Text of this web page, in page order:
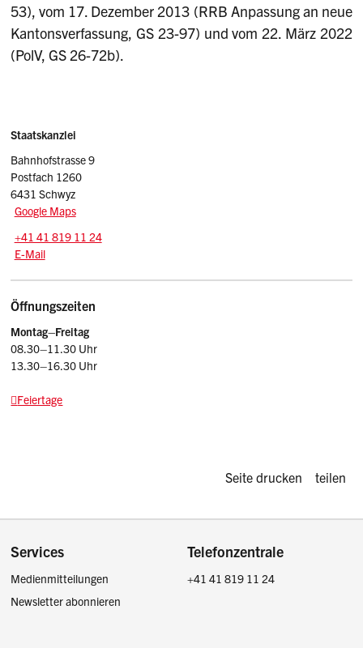
53), vom 17. Dezember 2013 (RRB Anpassung an neue
Kantonsverfassung, GS 23-97) und vom 22. März 2022
(PolV, GS 26-72b).
Sidebar
Adresse
Staatskanzlei
Bahnhofstrasse 9
Postfach 1260
6431 Schwyz
Google Maps
Tel.:
+41 41 819 11 24
E-Mail: srsz
E-Mail
Öffnungszeiten
Montag–Freitag
08.30–11.30 Uhr
13.30–16.30 Uhr
Feiertage
Diese Seite
Seite drucken teilen
Footer
Services
Medienmitteilungen
Newsletter abonnieren
Telefonzentrale
+41 41 819 11 24